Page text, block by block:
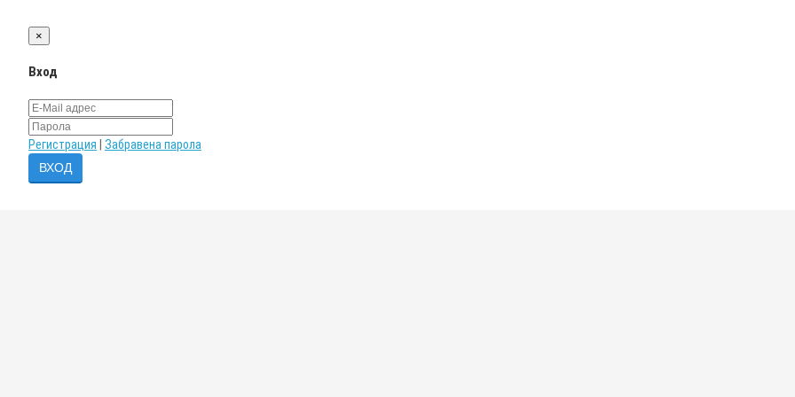
×
Вход
Регистрация Забравена парола